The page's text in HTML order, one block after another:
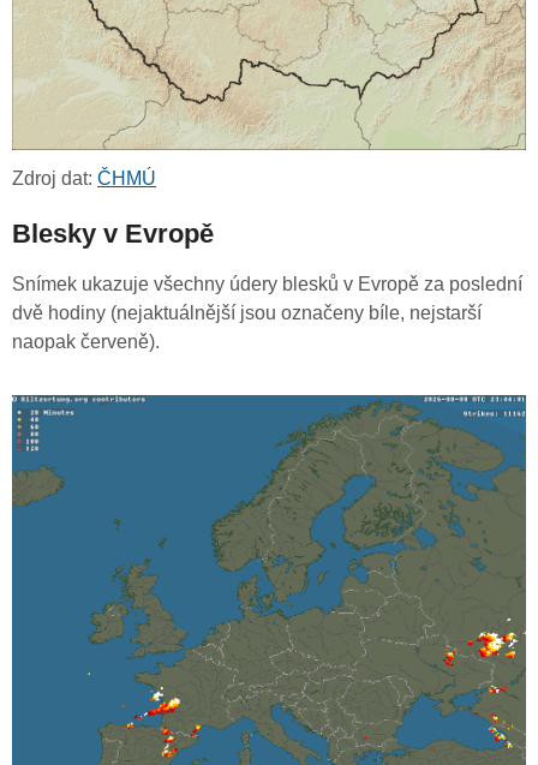
Zdroj dat: ČHMÚ
Blesky v Evropě
Snímek ukazuje všechny údery blesků v Evropě za poslední
dvě hodiny (nejaktuálnější jsou označeny bíle, nejstarší
naopak červeně).